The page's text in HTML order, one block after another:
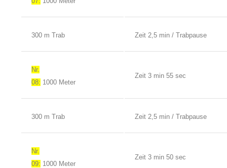
300 m Trab Zeit 2,5 min / Trabpause
Nr.
08: 1000 Meter
Zeit 3 min 55 sec
300 m Trab Zeit 2,5 min / Trabpause
Nr.
09: 1000 Meter
Zeit 3 min 50 sec